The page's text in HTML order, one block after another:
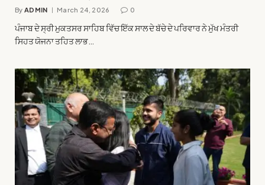
By ADMIN March 24, 2026 0
ਪੰਜਾਬ ਦੇ ਸ੍ਰੀ ਮੁਕਤਸਰ ਸਾਹਿਬ ਵਿੱਚ ਇੱਕ ਸਾਲ ਦੇ ਬੱਚੇ ਦੇ ਪਰਿਵਾਰ ਨੇ ਮੁੱਖ ਮੰਤਰੀ
ਸਿਹਤ ਯੋਜਨਾ ਤਹਿਤ ਲਾਭ…